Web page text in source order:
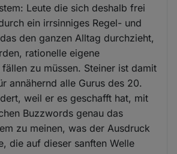
Leute die sich deshalb frei
ein irrsinniges Regel- und
den ganzen Alltag durchzieht,
rationelle eigene
zu müssen. Steiner ist damit
annähernd alle Gurus des 20.
weil er es geschafft hat, mit
Buzzwords genau das
zu meinen, was der Ausdruck
die auf dieser sanften Welle